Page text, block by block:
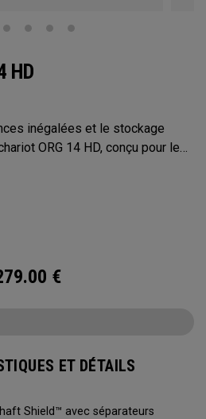
HD
inégalées et le stockage
ORG 14 HD, conçu pour les
du meilleur. Grâce à son
imperméable 10K à coutures
€
ET DÉTAILS
Shield™ avec séparateurs